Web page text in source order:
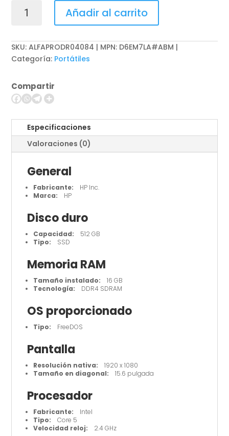
Victus
fa2033la
-
Notebook
15.6"
cantidad
Añadir al carrito
SKU:ALFAPRODR04084 | MPN: D6EM7LA#ABM
Categoría: Portátiles
Compartir
Especificaciones
Valoraciones (0)
General
Fabricante: HP Inc.
Marca: HP
Disco duro
Capacidad: 512 GB
Tipo: SSD
Memoria RAM
Tamaño instalado: 16 GB
Tecnología: DDR4 SDRAM
OS proporcionado
Tipo: FreeDOS
Pantalla
Resolución nativa: 1920 x 1080
Tamaño en diagonal: 15.6 pulgada
Procesador
Fabricante: Intel
Tipo: Core 5
Velocidad reloj: 2.4 GHz